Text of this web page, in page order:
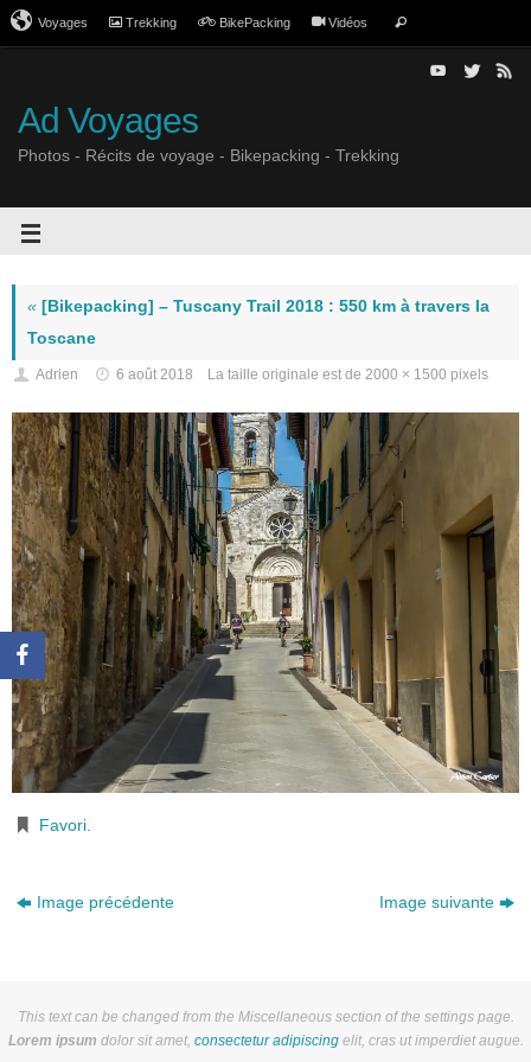
Voyages Trekking BikePacking Vidéos
Ad Voyages
Photos - Récits de voyage - Bikepacking - Trekking
« [Bikepacking] – Tuscany Trail 2018 : 550 km à travers la
Toscane
Adrien 6 août 2018 La taille originale est de2000 × 1500 pixels
Favori
Image précédente Image suivante
This text can be changed from the Miscellaneous section of the settings page.
Lorem ipsum dolor sit amet, consectetur adipiscingelit, cras ut imperdiet augue.